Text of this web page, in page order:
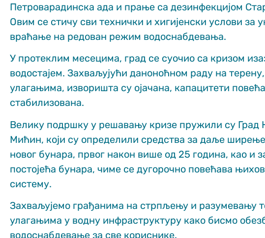
Петроварадинска ада и прање са дезинфекцијом
Овим се стичу сви технички и хигијенски услови за
враћање на редован режим водоснабдевања.
У протеклим месецима, град се суочио са кризом
водостајем. Захваљујући даноноћном раду на
улагањима, изворишта су ојачана, капацитети
стабилизована.
Велику подршку у решавању кризе пружили су
Мићин, који су определили средства за даље
новог бунара, првог након више од 25 година, као и
постојећа бунара, чиме се дугорочно повећава
систему.
Захваљујемо грађанима на стрпљењу и разумевању
улагањима у водну инфраструктуру како бисмо
водоснабдевање за све кориснике.
to improve
the website's
functionality
and structure,
based on how
used.
Искуство
In order for
to perform
as well as
possible
during your
visit. If you
refuse
cookies,
functionality
disappear
from the